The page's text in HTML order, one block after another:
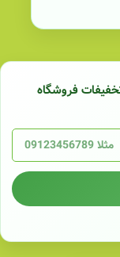
فروشگاه